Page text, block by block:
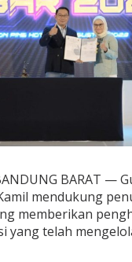
BARAT —
mendukung
memberikan
yang telah